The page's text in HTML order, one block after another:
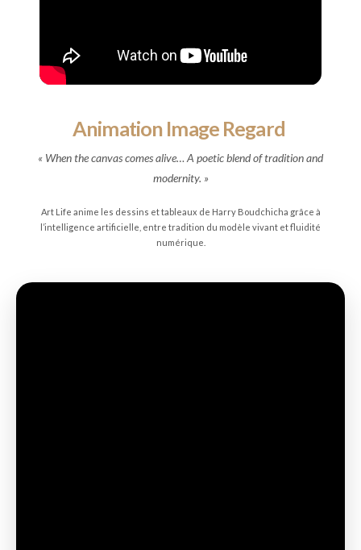
Animation Image Regard
« When the canvas comes alive… A poetic blend of tradition and
modernity. »
Art Life anime les dessins et tableaux de Harry Boudchicha grâce à
l’intelligence artificielle, entre tradition du modèle vivant et fluidité
numérique.